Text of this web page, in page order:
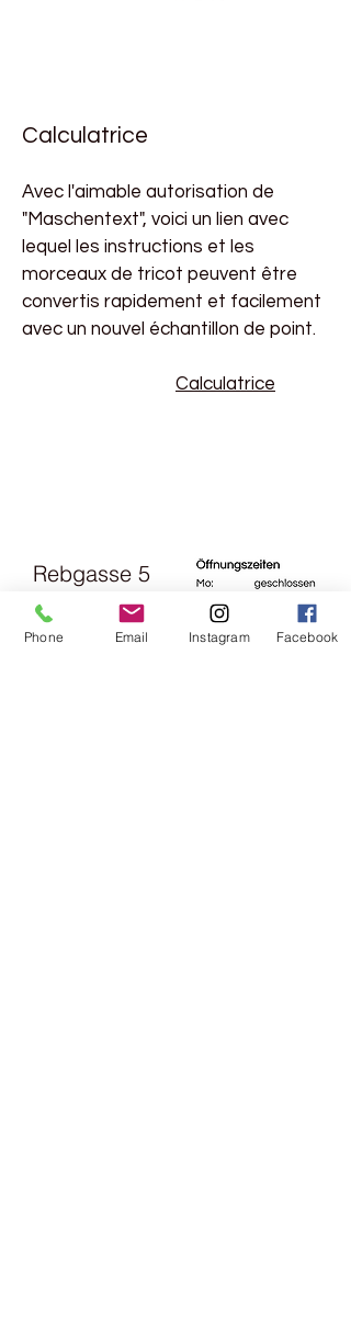
Calculatrice
Avec l'aimable autorisation de
"Maschentext", voici un lien avec
lequel les instructions et les
morceaux de tricot peuvent être
convertis rapidement et facilement
avec un nouvel échantillon de point.
Calculatrice
Rebgasse 5
8004 Zürich
044 241 78
Phone Email Instagram Facebook